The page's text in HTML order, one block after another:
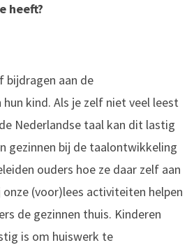
heeft?
bijdragen aan de
kind. Als je zelf niet veel leest
Nederlandse taal kan dit lastig
gezinnen bij de taalontwikkeling
ouders hoe ze daar zelf aan
(voor)lees activiteiten helpen
de gezinnen thuis. Kinderen
is om huiswerk te